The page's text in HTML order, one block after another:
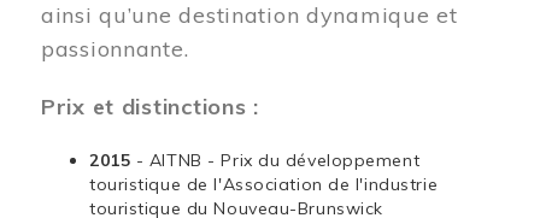
ainsi qu’une destination dynamique et
passionnante.
Prix et distinctions :
2015 - AITNB - Prix du développement
touristique de l'Association de l'industrie
touristique du Nouveau-Brunswick